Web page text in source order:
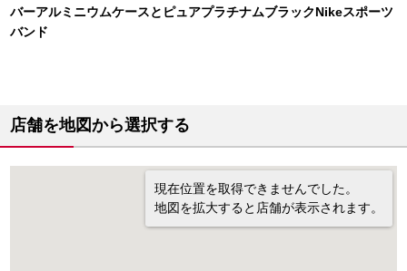
バーアルミニウムケースとピュアプラチナムブラックNikeスポーツ
バンド
店舗を地図から選択する
現在位置を取得できませんでした。
地図を拡大すると店舗が表示されます。